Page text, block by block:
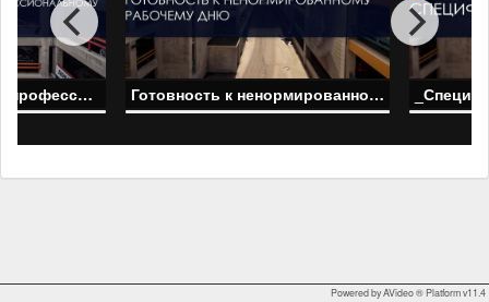
Готовность к ненормированному рабочему дню
Стремление к лично-профессиональному росту, развитию
Powered by AVideo ® Platform v11.4